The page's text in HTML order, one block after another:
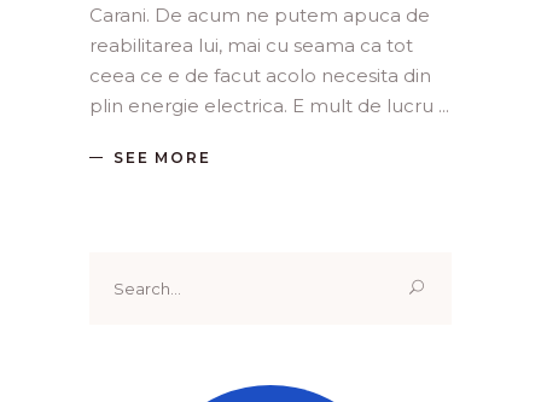
Carani. De acum ne putem apuca de
reabilitarea lui, mai cu seama ca tot
ceea ce e de facut acolo necesita din
plin energie electrica. E mult de lucru
SEE MORE
for: